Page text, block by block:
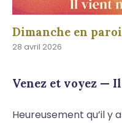
Dimanche en
28 avril 2026
Venez et voyez —
Heureusement qu’il y